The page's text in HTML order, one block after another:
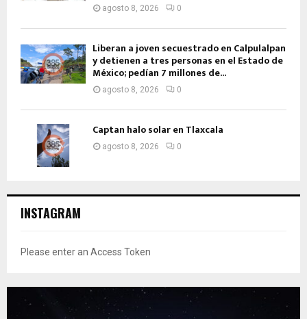
agosto 8, 2026 0
Liberan a joven secuestrado en Calpulalpan
y detienen a tres personas en el Estado de
México; pedían 7 millones de...
agosto 8, 2026 0
Captan halo solar en Tlaxcala
agosto 8, 2026 0
INSTAGRAM
Please enter an Access Token